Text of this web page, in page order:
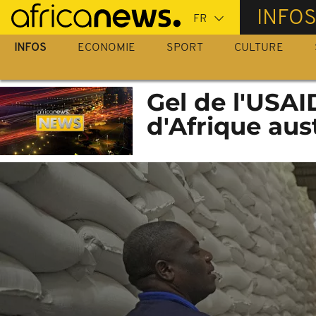
Passer
au
contenu
INFOS
INFOS ECONOMIE SPORT CULTURE
Gel de
d'Afrique